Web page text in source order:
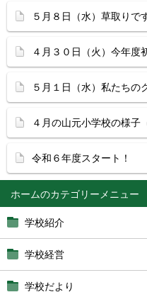
ホーム
学校紹介
学校経営
学校だより
５月８日（水）草取りで
４月３０日（火）今年度
５月１日（水）私たちの
４月の山元小学校の様子
令和６年度スタート！